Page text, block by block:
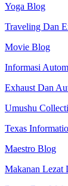
Yoga Blog
Traveling Dan
Movie Blog
Informasi
Exhaust Dan
Umushu
Texas
Maestro Blog
Makanan Lezat